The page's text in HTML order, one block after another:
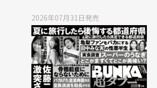
2026年07月31日発売